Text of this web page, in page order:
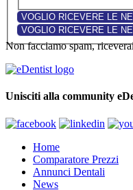
Non facciamo spam,
Unisciti alla community
Home
Comparatore Prezzi
Annunci Dentali
News